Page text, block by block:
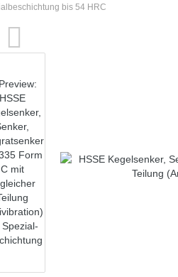
bis 54 HRC